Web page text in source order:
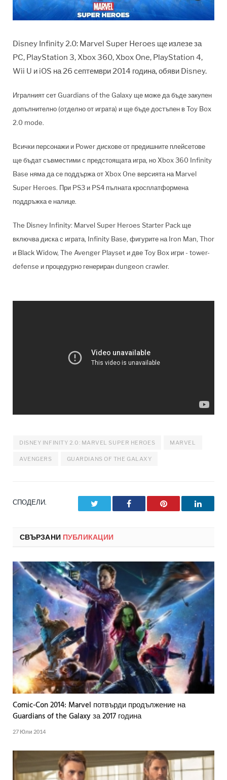
Disney Infinity 2.0: Marvel Super Heroes ще излезе за
PC, PlayStation 3, Xbox 360, Xbox One, PlayStation 4,
Wii U и iOS на 26 септември 2014 година, обяви Disney.
Игралният сет Guardians of the Galaxy ще може да бъде закупен
допълнително (отделно от играта) и ще бъде достъпен в Toy Box
2.0 mode.
Всички персонажи и Power дискове от предишните плейсетове
ще бъдат съвместими с предстоящата игра, но Xbox 360 Infinity
Base няма да се поддържа от Xbox One версията на Marvel
Super Heroes. При PS3 и PS4 пълната кросплатформена
поддръжка е налице.
The Disney Infinity: Marvel Super Heroes Starter Pack ще
включва диска с играта, Infinity Base, фигурите на Iron Man, Thor
и Black Widow, The Avenger Playset и две Toy Box игри - tower-
defense и процедурно генериран dungeon crawler.
DISNEY INFINITY 2.0: MARVEL SUPER HEROES MARVEL
AVENGERS GUARDIANS OF THE GALAXY
СПОДЕЛИ. Facebook Pinterest
СВЪРЗАНИ ПУБЛИКАЦИИ
Comic-Con 2014: Marvel потвърди продължение на
Guardians of the Galaxy за 2017 година
27 Юли 2014